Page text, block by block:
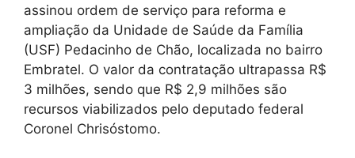
assinou ordem de serviço para reforma e
ampliação da Unidade de Saúde da Família
(USF) Pedacinho de Chão, localizada no bairro
Embratel. O valor da contratação ultrapassa R$
3 milhões, sendo que R$ 2,9 milhões são
recursos viabilizados pelo deputado federal
Coronel Chrisóstomo.